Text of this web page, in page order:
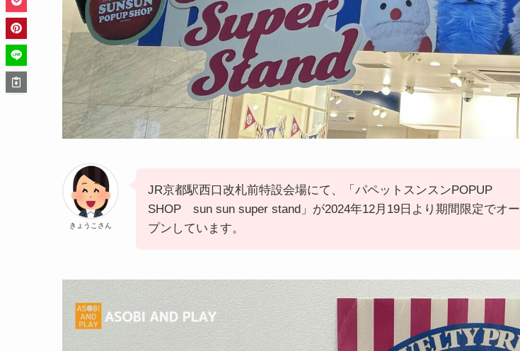
きょうこさん
JR京都駅西口改札前特設会場にて、「パペットスンスンPOPUP
SHOP sun sun super stand」が2024年12月19日より期間限定でオー
プンしています。